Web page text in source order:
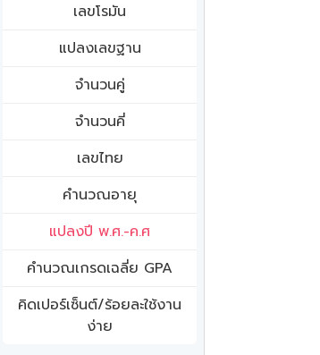
เลขโรมัน
แปลงเลขฐาน
จำนวนคู่
จำนวนคี่
เลขไทย
คำนวณอายุ
แปลงปี พ.ศ.-ค.ศ
คํานวณเกรดเฉลี่ย GPA
คิดเปอร์เซ็นต์/ร้อยละใช้งาน
ง่าย